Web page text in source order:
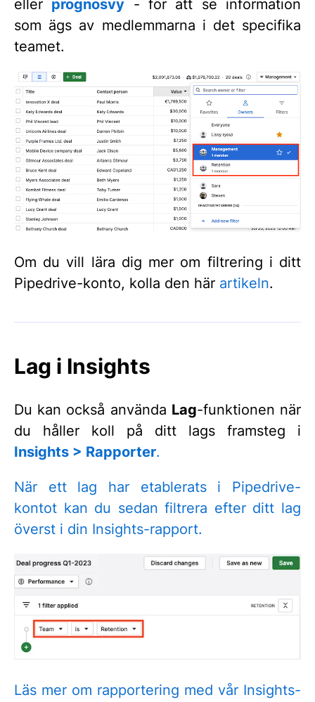
eller prognosvy - för att se information
som ägs av medlemmarna i det specifika
teamet.
Om du vill lära dig mer om filtrering i ditt
Pipedrive-konto, kolla den här artikeln.
Lag i Insights
Du kan också använda Lag-funktionen när
du håller koll på ditt lags framsteg i
Insights > Rapporter.
När ett lag har etablerats i Pipedrive-
kontot kan du sedan filtrera efter ditt lag
överst i din Insights-rapport.
Läs mer om rapportering med vår Insights-